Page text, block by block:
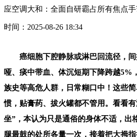
应空调大和：全面自研霸占所有焦点
时间：2025-08-26 18:34
癌细胞下腔静脉或淋巴回流径，间
哑、痰中带血、体沉短期下降跨越5%
族史等高危人群，日常糊口中！这些
惯，贴膏药、拔火罐都不管用。看看
坐”，本认为只是通俗的身体不适，出
腿最鼓的处所各量一次，接着把大拇